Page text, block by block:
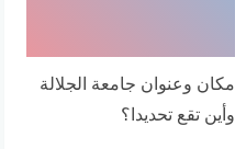
مكان وعنوان جامعة الجلالة
وأين تقع تحديدا؟